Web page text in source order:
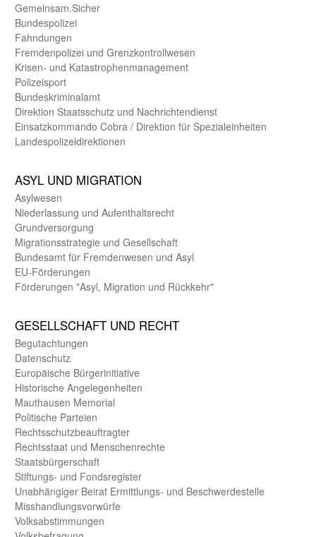
Gemein­sam.Sicher
Bundes­polizei
Fahndungen
Fremdenpolizei und Grenzkontrollwesen
Krisen- und Katastrophen­management
Polizeisport
Bundes­kriminal­amt
Direktion Staats­schutz und Nach­richten­dienst
Einsatz­kommando Cobra / Direktion für Spezialeinheiten
Landes­polizei­direk­tionen
ASYL UND MIGRA­TION
Asyl­wesen
Nieder­lassung und Aufent­halts­recht
Grund­versorgung
Migrations­strategie und Gesell­schaft
Bundes­amt für Fremden­wesen und Asyl
EU-Förde­rungen
Förderungen "Asyl, Migration und Rückkehr"
GE­SELL­SCHAFT UND RECHT
Begut­achtungen
Daten­schutz
Europäische Bürger­initiative
Historische Angelegen­heiten
Mauthausen Memorial
Politische Parteien
Rechts­schutz­beauftragter
Rechts­staat und Menschen­rechte
Staats­bürger­schaft
Stiftungs- und Fonds­register
Unab­hängiger Beirat Ermittlungs- und Beschwerde­stelle
Misshandlungs­vorwürfe
Volks­abstimmungen